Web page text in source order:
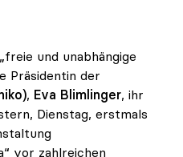
und unabhängige
Präsidentin der
, Eva Blimlinger, ihr
Dienstag, erstmals
vor zahlreichen